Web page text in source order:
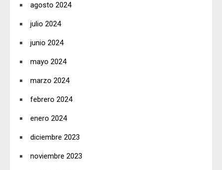
agosto 2024
julio 2024
junio 2024
mayo 2024
marzo 2024
febrero 2024
enero 2024
diciembre 2023
noviembre 2023